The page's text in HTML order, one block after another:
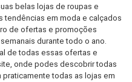
belas lojas de roupas e
tendências em moda e calçados
de ofertas e promoções
durante todo o ano.
de todas essas ofertas e
onde podes descobrir todas
todas as lojas em